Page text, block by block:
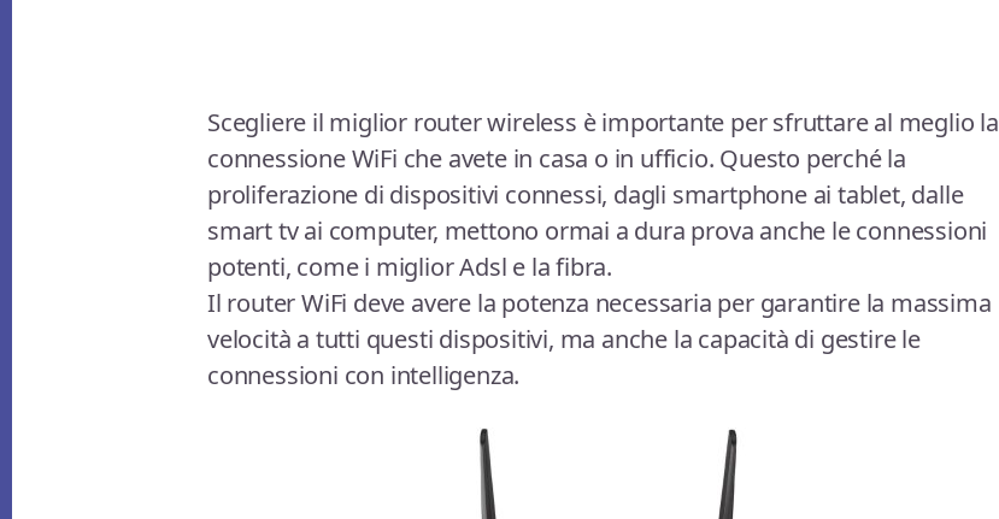
Scegliere il miglior router wireless è importante per sfruttare al meglio la
connessione WiFi che avete in casa o in ufficio. Questo perché la
proliferazione di dispositivi connessi, dagli smartphone ai tablet, dalle
smart tv ai computer, mettono ormai a dura prova anche le connessioni
potenti, come i miglior Adsl e la fibra.
Il router WiFi deve avere la potenza necessaria per garantire la massima
velocità a tutti questi dispositivi, ma anche la capacità di gestire le
connessioni con intelligenza.